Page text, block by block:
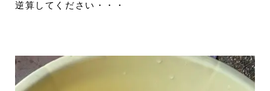
逆算してください・・・